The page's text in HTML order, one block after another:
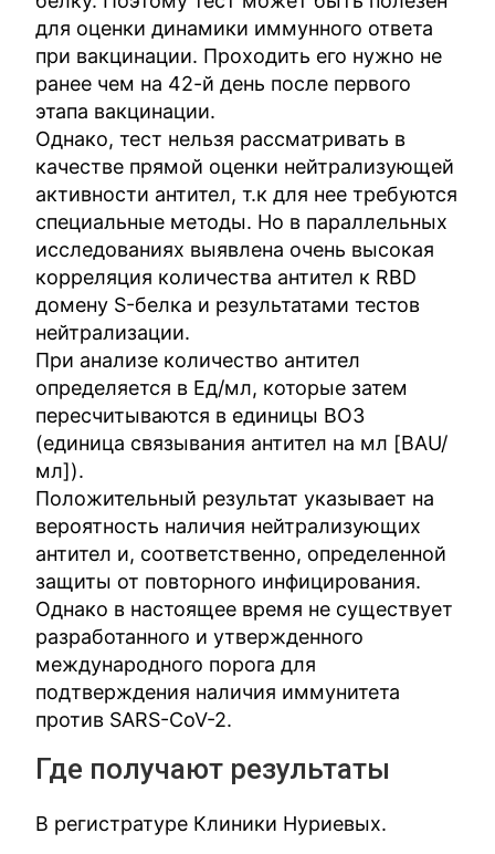
для оценки динамики иммунного ответа
при вакцинации. Проходить его нужно не
ранее чем на 42-й день после первого
этапа вакцинации.
Однако, тест нельзя рассматривать в
качестве прямой оценки нейтрализующей
активности антител, т.к для нее требуются
специальные методы. Но в параллельных
исследованиях выявлена очень высокая
корреляция количества антител к RBD
домену S-белка и результатами тестов
нейтрализации.
При анализе количество антител
определяется в Ед/мл, которые затем
пересчитываются в единицы ВОЗ
(единица связывания антител на мл [BAU/
мл]).
Положительный результат указывает на
вероятность наличия нейтрализующих
антител и, соответственно, определенной
защиты от повторного инфицирования.
Однако в настоящее время не существует
разработанного и утвержденного
международного порога для
подтверждения наличия иммунитета
против SARS-CoV-2.
Где получают результаты
В регистратуре Клиники Нуриевых.